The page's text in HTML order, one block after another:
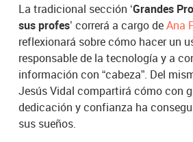
La tradicional sección ‘Grandes
sus profes’ correrá a cargo deAna
reflexionará sobre cómo hacer un
responsable de la tecnología y a
información con “cabeza”. Del
Jesús Vidal compartirá cómo con
dedicación y confianza ha
sus sueños.